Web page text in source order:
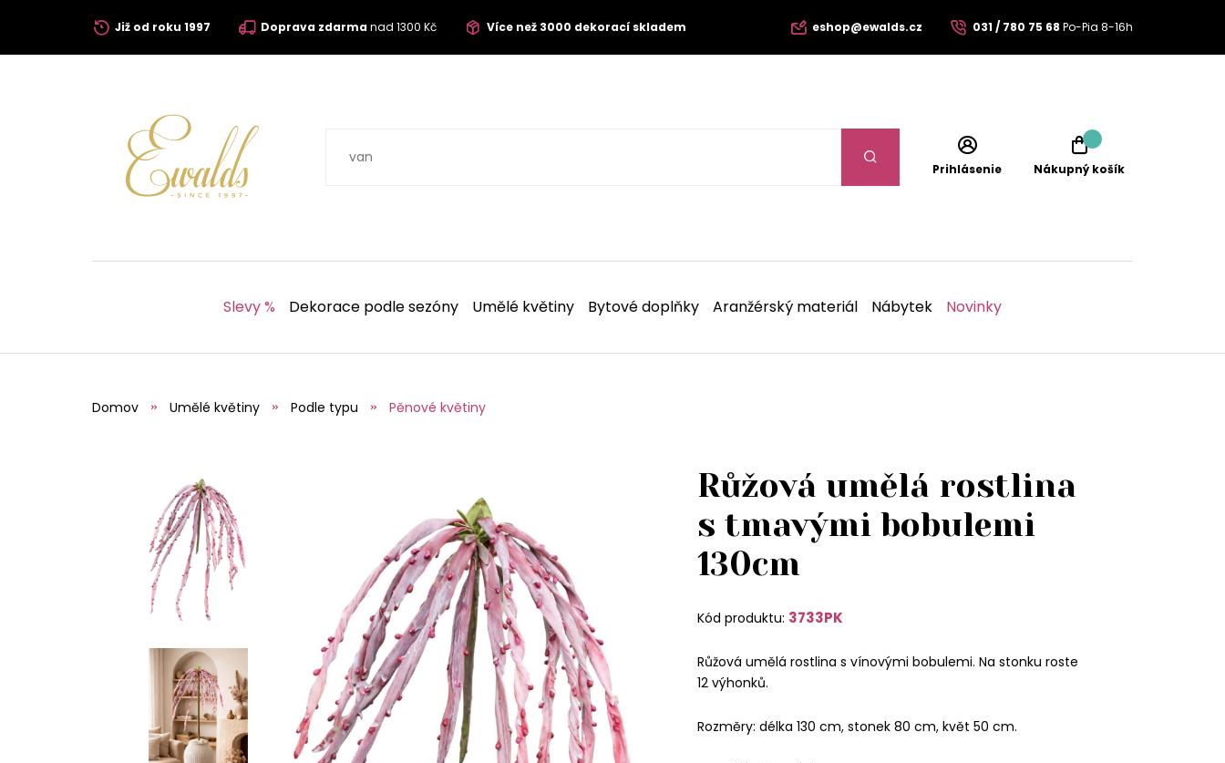
Již od roku 1997 Doprava zdarmanad 1300 Kč Více než 3000 dekorací skladem eshop@ewalds.cz 031 / 780 75 68 Po-Pia 8-16h
Prihlásenie Nákupný košík
Slevy % Dekorace podle sezóny Umělé květiny Bytové doplňky Aranžérský materiál Nábytek Novinky
Domov Umělé květiny Podle typu Pěnové květiny
Růžová umělá rostlina
s tmavými bobulemi
130cm
Kód produktu: 3733PK
Růžová umělá rostlina s vínovými bobulemi. Na stonku roste
12 výhonků.
Rozměry: délka 130 cm, stonek 80 cm, květ 50 cm.